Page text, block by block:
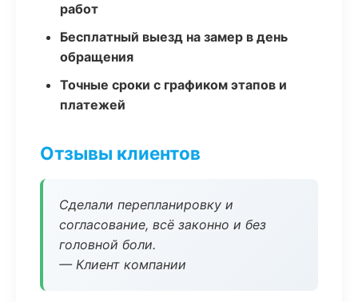
работ
Бесплатный выезд на замер в день
обращения
Точные сроки с графиком этапов и
платежей
Отзывы клиентов
Сделали перепланировку и
согласование, всё законно и без
головной боли.
— Клиент компании